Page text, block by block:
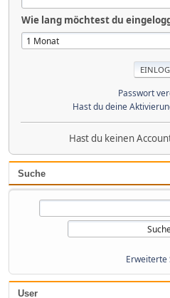
Suche
Erweiterte
User
Wie lang möchtest du
Passwort
Hast du deine
Hast du keinen